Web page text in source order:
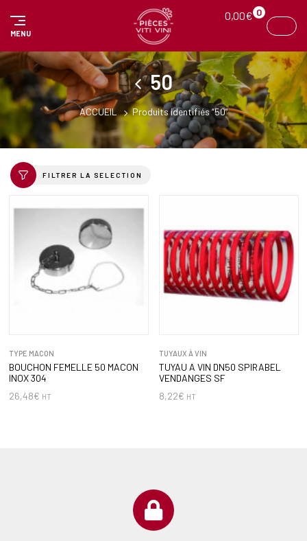
MENU
0,00€ 0
50
ACCUEIL Produits identifiés “50”
FILTRER LA SELECTION
TYPE MACON
BOUCHON FEMELLE 50 MACON
INOX 304
26,48€ HT
TUYAUX À VIN
TUYAU A VIN DN50 SPIRABEL
VENDANGES SF
8,22€ HT
Panneau de gestion des cookies